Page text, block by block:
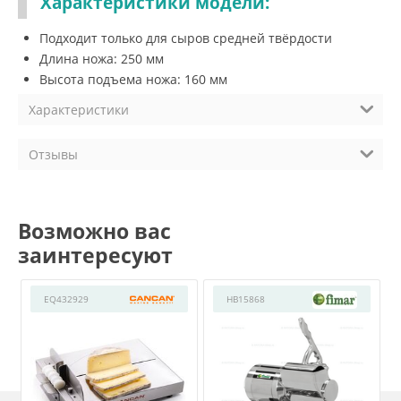
Подходит только для сыров средней твёрдости
Длина ножа: 250 мм
Высота подъема ножа: 160 мм
Характеристики
Отзывы
Возможно вас
заинтересуют
EQ432929 HB15868